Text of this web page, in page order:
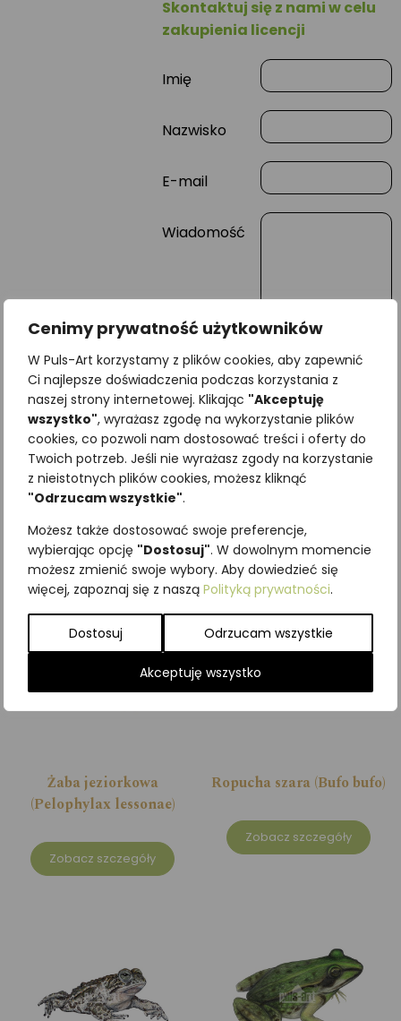
Cenimy prywatność użytkowników
W Puls-Art korzystamy z plików cookies, aby zapewnić
Ci najlepsze doświadczenia podczas korzystania z
naszej strony internetowej. Klikając "Akceptuję
wszystko", wyrażasz zgodę na wykorzystanie plików
cookies, co pozwoli nam dostosować treści i oferty do
Twoich potrzeb. Jeśli nie wyrażasz zgody na korzystanie
z nieistotnych plików cookies, możesz kliknąć
"Odrzucam wszystkie".
Możesz także dostosować swoje preferencje,
wybierając opcję "Dostosuj". W dowolnym momencie
możesz zmienić swoje wybory. Aby dowiedzieć się
więcej, zapoznaj się z naszą Polityką prywatności.
Dostosuj Odrzucam wszystkie
Akceptuję wszystko
Skontaktuj się z nami w celu
zakupienia licencji
Imię
Nazwisko
E-mail
Wiadomość
Najniższa cena z ostatnich 30
dni:65,00zł
SKU:Brak danych
Kategorie:
Podobne produkty
Żaba jeziorkowa
(Pelophylax lessonae)
Zobacz szczegóły
Ropucha szara (Bufo bufo)
Zobacz szczegóły